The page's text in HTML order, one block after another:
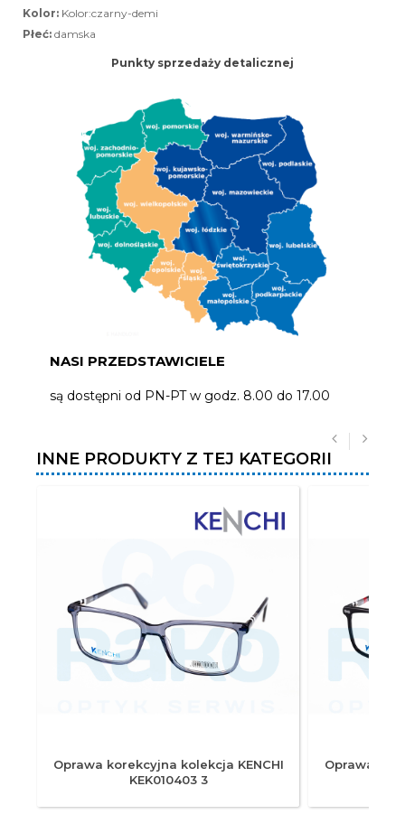
Kolor: Kolor:czarny-demi
Płeć: damska
Punkty sprzedaży detalicznej
NASI PRZEDSTAWICIELE
są dostępni od PN-PT w godz. 8.00 do 17.00
INNE PRODUKTY Z TEJ KATEGORII
Oprawa korekcyjna kolekcja KENCHI
KEK010403 3
Oprawa